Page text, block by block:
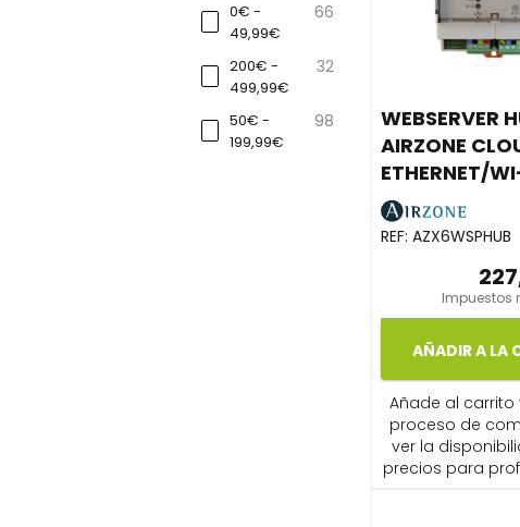
0€ -
49,99€
66
200€ -
499,99€
32
50€ -
199,99€
98
WEBSERVER
AIRZONE
ETHERNET/
REF: AZX6WSPHUB
Impuestos
AÑADIR A LA
Añade al carrito
proceso de
ver la
precios para